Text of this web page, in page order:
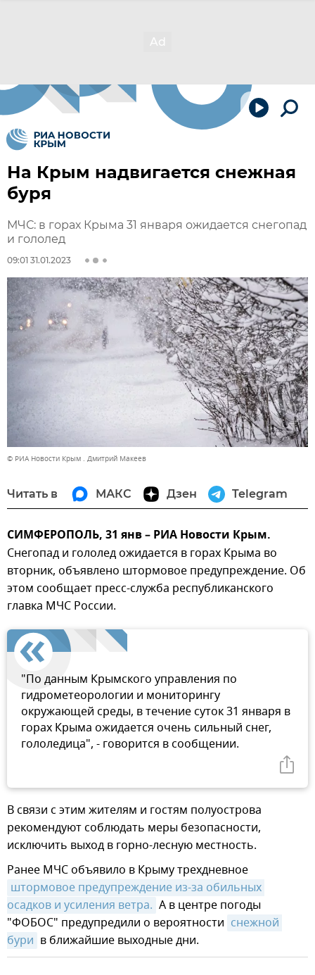
На Крым надвигается снежная
буря
МЧС: в горах Крыма 31 января ожидается снегопад
и гололед
09:01 31.01.2023
© РИА Новости Крым . Дмитрий Макеев
Читать в МАКС Дзен Telegram
СИМФЕРОПОЛЬ, 31 янв – РИА Новости Крым.
Снегопад и гололед ожидается в горах Крыма во
вторник, объявлено штормовое предупреждение. Об
этом сообщает пресс-служба республиканского
главка МЧС России.
"По данным Крымского управления по
гидрометеорологии и мониторингу
окружающей среды, в течение суток 31 января в
горах Крыма ожидается очень сильный снег,
гололедица", - говорится в сообщении.
В связи с этим жителям и гостям полуострова
рекомендуют соблюдать меры безопасности,
исключить выход в горно-лесную местность.
Ранее МЧС объявило в Крыму трехдневное
штормовое предупреждение из-за обильных
осадков и усиления ветра. А в центре погоды
"ФОБОС" предупредили о вероятности снежной
бури в ближайшие выходные дни.